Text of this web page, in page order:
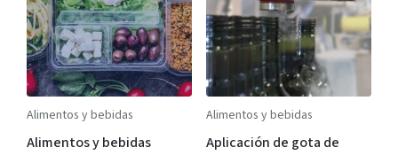
Alimentos y bebidas
Alimentos y bebidas
Alimentos y bebidas
Aplicación de gota de